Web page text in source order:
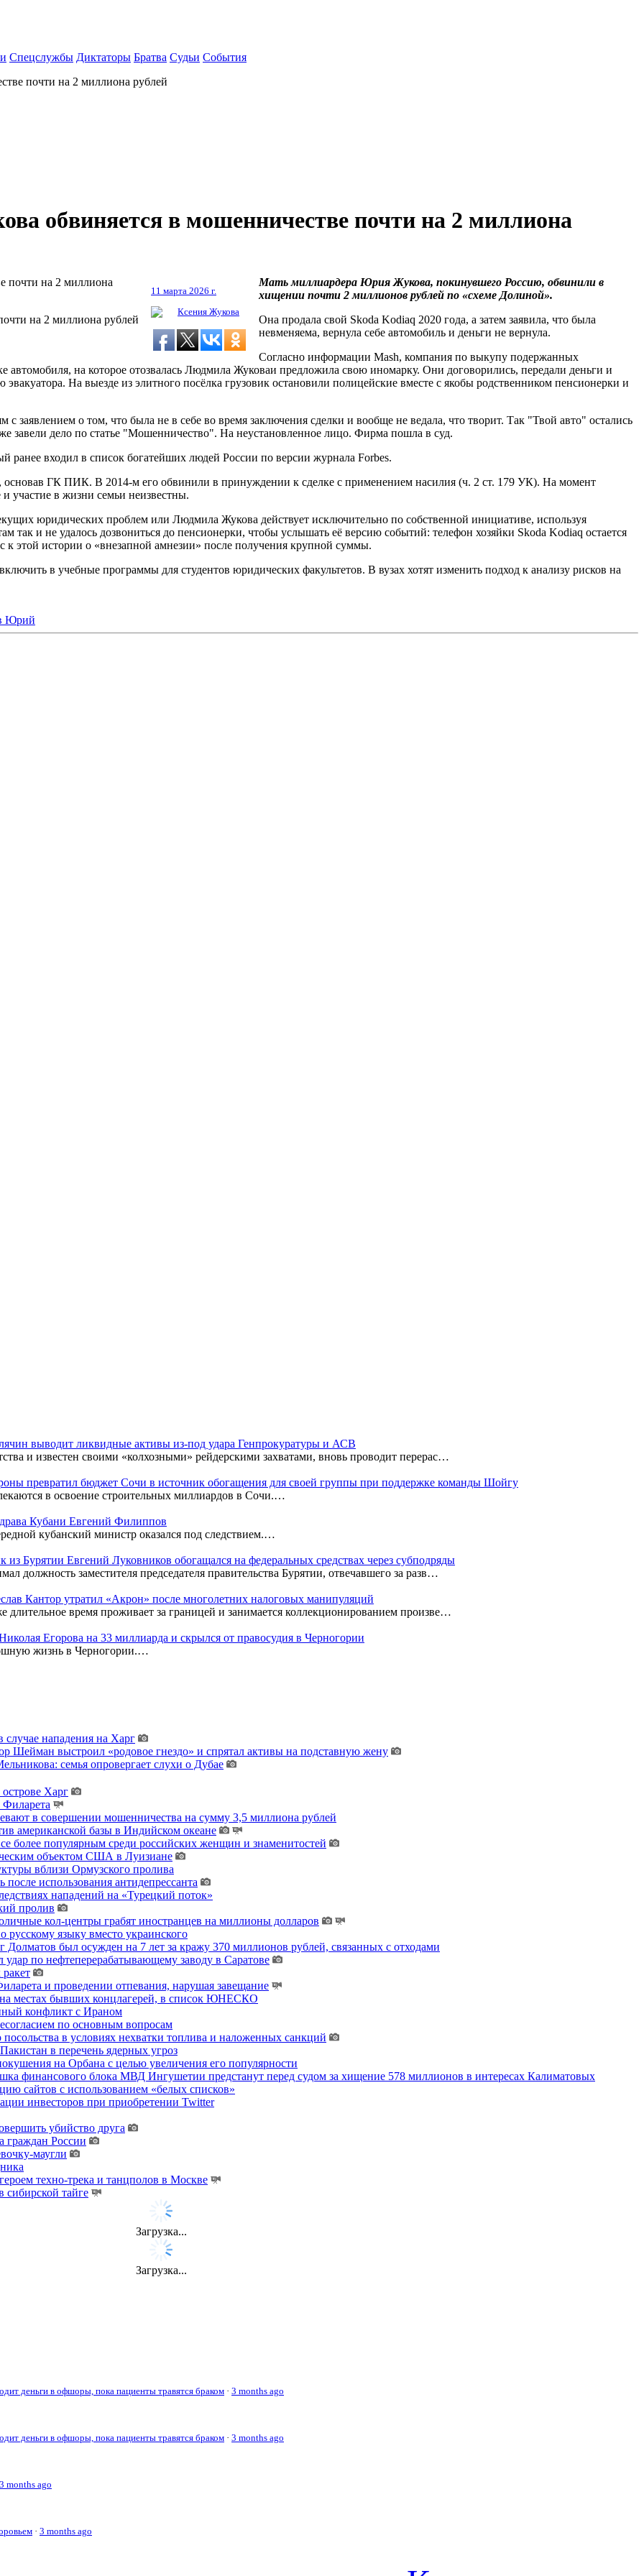
Спецслужбы Диктаторы Братва Судьи События
почти на 2 миллиона рублей
обвиняется в мошенничестве почти на 2 миллиона
на 2 миллиона рублей
11 марта 2026 г.
Ксения Жукова
Мать миллиардера Юрия Жукова, покинувшего Россию, обвинили в
хищении почти 2 миллионов рублей по «схеме Долиной».
Она продала свой Skoda Kodiaq 2020 года, а затем заявила, что была
невменяема, вернула себе автомобиль и деньги не вернула.
Согласно информации Mash, компания по выкупу подержанных
на которое отозвалась Людмила Жуковаи предложила свою иномарку. Они договорились, передали деньги и
На выезде из элитного посёлка грузовик остановили полицейские вместе с якобы родственником пенсионерки и
заявлением о том, что была не в себе во время заключения сделки и вообще не ведала, что творит. Так "Твой авто" остались
завели дело по статье "Мошенничество". На неустановленное лицо. Фирма пошла в суд.
входил в список богатейших людей России по версии журнала Forbes.
основав ГК ПИК. В 2014-м его обвинили в принуждении к сделке с применением насилия (ч. 2 ст. 179 УК). На момент
участие в жизни семьи неизвестны.
юридических проблем или Людмила Жукова действует исключительно по собственной инициативе, используя
и не удалось дозвониться до пенсионерки, чтобы услышать её версию событий: телефон хозяйки Skoda Kodiaq остается
к этой истории о «внезапной амнезии» после получения крупной суммы.
в учебные программы для студентов юридических факультетов. В вузах хотят изменить подход к анализу рисков на
Юрий
выводит ликвидные активы из-под удара Генпрокуратуры и АСВ
и известен своими «колхозными» рейдерскими захватами, вновь проводит перерас…
превратил бюджет Сочи в источник обогащения для своей группы при поддержке команды Шойгу
в освоение строительных миллиардов в Сочи.…
Кубани Евгений Филиппов
кубанский министр оказался под следствием.…
Бурятии Евгений Луковников обогащался на федеральных средствах через субподряды
должность заместителя председателя правительства Бурятии, отвечавшего за разв…
Кантор утратил «Акрон» после многолетних налоговых манипуляций
время проживает за границей и занимается коллекционированием произве…
Егорова на 33 миллиарда и скрылся от правосудия в Черногории
жизнь в Черногории.…
нападения на Харг
Шейман выстроил «родовое гнездо» и спрятал активы на подставную жену
семья опровергает слухи о Дубае
Харг
Филарета
в совершении мошенничества на сумму 3,5 миллиона рублей
американской базы в Индийском океане
более популярным среди российских женщин и знаменитостей
объектом США в Луизиане
вблизи Ормузского пролива
использования антидепрессанта
нападений на «Турецкий поток»
пролив
кол-центры грабят иностранцев на миллионы долларов
языку вместо украинского
Долматов был осужден на 7 лет за кражу 370 миллионов рублей, связанных с отходами
по нефтеперерабатывающему заводу в Саратове
и проведении отпевания, нарушая завещание
местах бывших концлагерей, в список ЮНЕСКО
конфликт с Ираном
по основным вопросам
посольства в условиях нехватки топлива и наложенных санкций
в перечень ядерных угроз
на Орбана с целью увеличения его популярности
финансового блока МВД Ингушетии предстанут перед судом за хищение 578 миллионов в интересах Калиматовых
сайтов с использованием «белых списков»
инвесторов при приобретении Twitter
убийство друга
граждан России
маугли
техно-трека и танцполов в Москве
тайге
Загрузка...
Загрузка...
деньги в офшоры, пока пациенты травятся браком · 3 months ago
деньги в офшоры, пока пациенты травятся браком · 3 months ago
3 months ago
· 3 months ago